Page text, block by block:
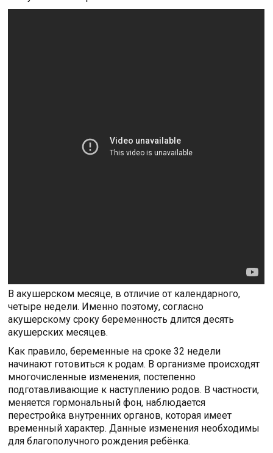
В акушерском месяце, в отличие от календарного,
четыре недели. Именно поэтому, согласно
акушерскому сроку беременность длится десять
акушерских месяцев.
Как правило, беременные на сроке 32 недели
начинают готовиться к родам. В организме происходят
многочисленные изменения, постепенно
подготавливающие к наступлению родов. В частности,
меняется гормональный фон, наблюдается
перестройка внутренних органов, которая имеет
временный характер. Данные изменения необходимы
для благополучного рождения ребёнка.